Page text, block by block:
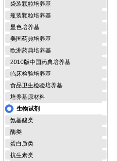
袋装颗粒培养基
瓶装颗粒培养基
显色培养基
美国药典培养基
欧洲药典培养基
2010版中国药典培养基
临床检验培养基
食品卫生检验培养基
培养基原材料
生物试剂
氨基酸类
酶类
蛋白质类
抗生素类